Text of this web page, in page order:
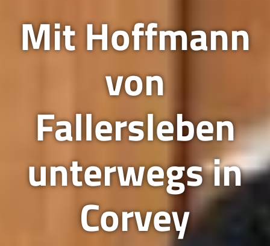
Mit Hoffmann
von
Fallersleben
unterwegs in
Corvey